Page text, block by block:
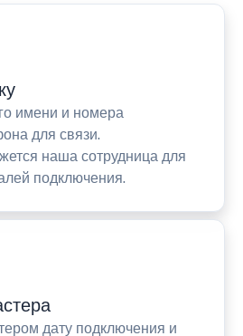
имени и номера
для связи.
наша сотрудница для
подключения.
дату подключения и